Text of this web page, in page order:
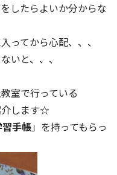
したらよいか分からな
ってから心配、、、
いと、、、
室で行っている
介します☆
習手帳」を持ってもらっ